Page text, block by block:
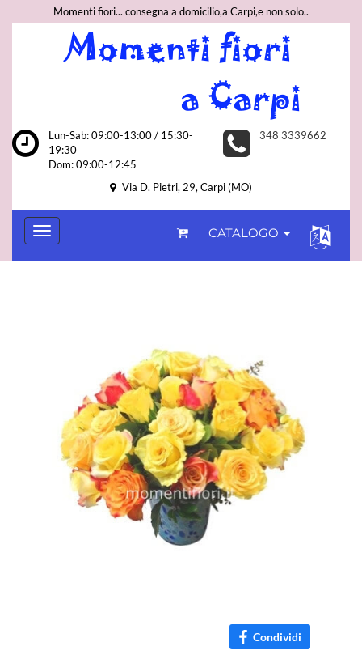
Momenti fiori... consegna a domicilio,a Carpi,e non solo..
Lun-Sab: 09:00-13:00 / 15:30-
19:30
Dom: 09:00-12:45
348 3339662
Via D. Pietri, 29, Carpi (MO)
CATALOGO
Condividi